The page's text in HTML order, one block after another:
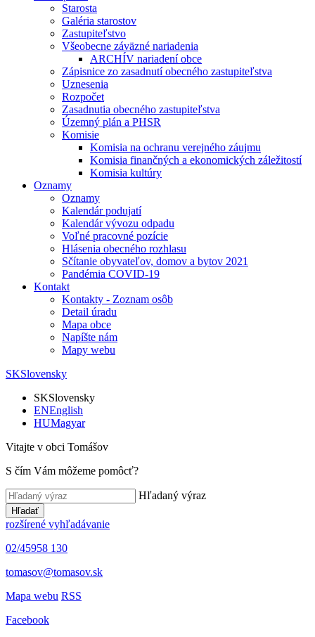
Starosta
Galéria starostov
Zastupiteľstvo
Všeobecne záväzné nariadenia
ARCHÍV nariadení obce
Zápisnice zo zasadnutí obecného zastupiteľstva
Uznesenia
Rozpočet
Zasadnutia obecného zastupiteľstva
Územný plán a PHSR
Komisie
Komisia na ochranu verejného záujmu
Komisia finančných a ekonomických záležitostí
Komisia kultúry
Oznamy
Oznamy
Kalendár podujatí
Kalendár vývozu odpadu
Voľné pracovné pozície
Hlásenia obecného rozhlasu
Sčítanie obyvateľov, domov a bytov 2021
Pandémia COVID-19
Kontakt
Kontakty - Zoznam osôb
Detail úradu
Mapa obce
Napíšte nám
Mapy webu
SKSlovensky
SKSlovensky
ENEnglish
HUMagyar
Vitajte v obci Tomášov
S čím Vám môžeme pomôcť?
Hľadaný výraz
Hľadať
rozšírené vyhľadávanie
02/45958 130
tomasov@tomasov.sk
Mapa webu RSS
Facebook